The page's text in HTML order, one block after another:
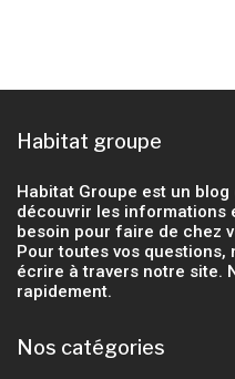
Habitat groupe
Habitat Groupe est un
découvrir les informations
besoin pour faire de chez
Pour toutes vos questions,
écrire à travers notre site.
rapidement.
Nos catégories